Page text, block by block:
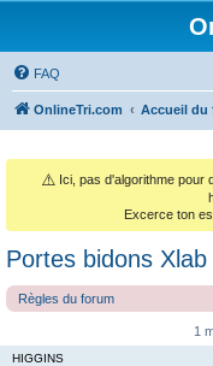
FAQ
OnlineTri.com Accueil du
⚠️ Ici, pas d'algorithme pour
Excerce ton
Portes bidons Xlab
Règles du forum
1
HIGGINS